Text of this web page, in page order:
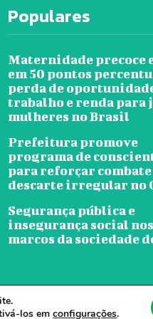
Populares
Maternidade precoce
em 50 pontos
perda de
trabalho e renda para
mulheres no Brasil
Prefeitura promove
programa de
para reforçar combate
descarte irregular no
Segurança pública e
insegurança social nos
marcos da sociedade
- Desenvolvido por
los emconfigurações.